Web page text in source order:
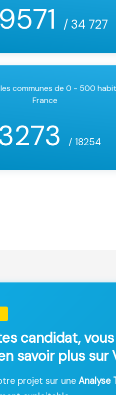
/ 34 727
communes de 0 - 500
France
/ 18254
candidat,
savoir plus
projet sur une Analyse